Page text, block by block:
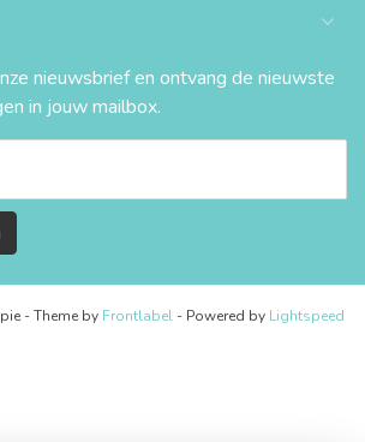
nieuwsbrief en ontvang de nieuwste
in jouw mailbox.
- Theme by Frontlabel - Powered by Lightspeed